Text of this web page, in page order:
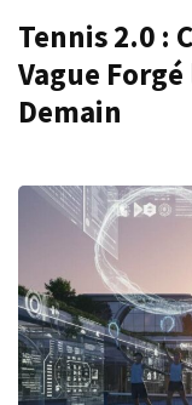
Tennis 2.0 :
Vague
Demain